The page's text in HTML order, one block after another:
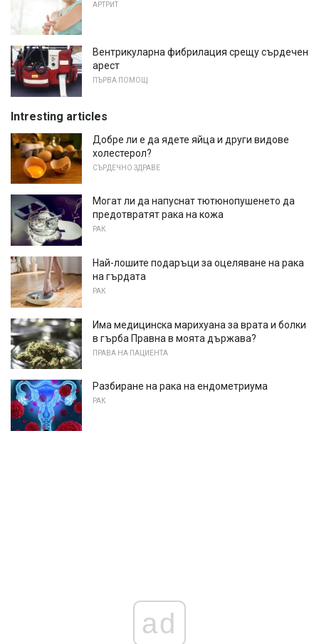
АРТРИТ
Вентрикуларна фибрилация срещу сърдечен
арест
ПЪРВА ПОМОЩ
Intresting articles
Добре ли е да ядете яйца и други видове
холестерол?
СЪРДЕЧНО ЗДРАВЕ
Могат ли да напуснат тютюнопушенето да
предотвратят рака на кожа
РАК
Най-лошите подаръци за оцеляване на рака
на гърдата
РАК
Има медицинска марихуана за врата и болки
в гърба Правна в моята държава?
ПРАВА НА ПАЦИЕНТА
Разбиране на рака на ендометриума
РАК
ad